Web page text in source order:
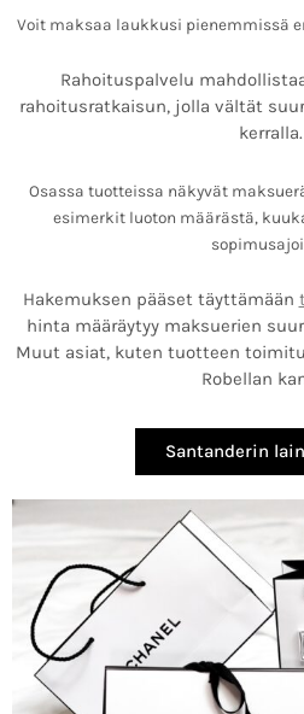
Voit maksaa laukkusi pienemmissä
Rahoituspalvelu
rahoitusratkaisun, jolla vältät
kerralla.
Osassa tuotteissa näkyvät
esimerkit luoton määrästä,
Hakemuksen pääset täyttämään
hinta määräytyy maksuerien
Muut asiat, kuten tuotteen
Robellan
Santanderin